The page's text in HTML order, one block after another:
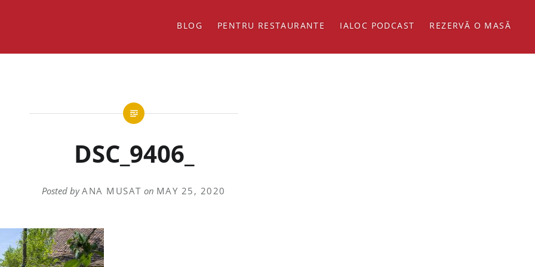
BLOG PENTRU RESTAURANTE IALOC PODCAST REZERVĂ O MASĂ
DSC_9406_
Posted byANA MUSAT on MAY 25, 2020